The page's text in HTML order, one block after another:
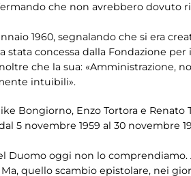
che non avrebbero dovuto
1960, segnalando che si era
concessa dalla Fondazione
che la sua: «Amministrazione,
intuibili».
Bongiorno, Enzo Tortora e Renato
5 novembre 1959 al 30 novembre
Duomo oggi non lo
quello scambio epistolare, nei